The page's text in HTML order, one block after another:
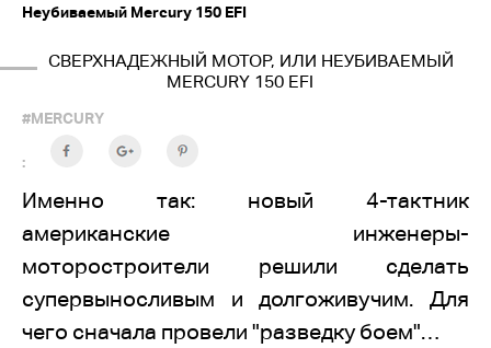
Неубиваемый Mercury 150 EFI
СВЕРХНАДЕЖНЫЙ МОТОР, ИЛИ НЕУБИВАЕМЫЙ
MERCURY 150 EFI
#MERCURY
:
Именно так: новый 4-тактник
американские инженеры-
моторостроители решили сделать
супервыносливым и долгоживучим. Для
чего сначала провели "разведку боем"…